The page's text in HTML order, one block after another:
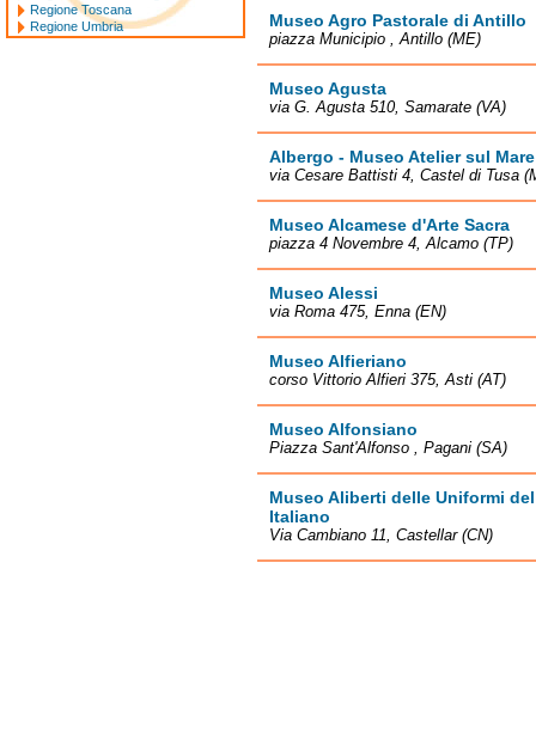
Museo Agro Pastorale di Antillo
piazza Municipio , Antillo (ME)
Museo Agusta
via G. Agusta 510, Samarate (VA)
Albergo - Museo Atelier sul Mare
via Cesare Battisti 4, Castel di Tusa
Museo Alcamese d'Arte Sacra
piazza 4 Novembre 4, Alcamo (TP)
Museo Alessi
via Roma 475, Enna (EN)
Museo Alfieriano
corso Vittorio Alfieri 375, Asti (AT)
Museo Alfonsiano
Piazza Sant'Alfonso , Pagani (SA)
Museo Aliberti delle Uniformi
Italiano
Via Cambiano 11, Castellar (CN)
Regione Toscana
Regione Umbria